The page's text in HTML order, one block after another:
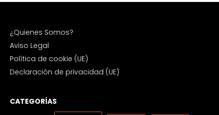
¿Quienes Somos?
Aviso Legal
Política de cookie (UE)
Declaración de privacidad (UE)
CATEGORÍAS